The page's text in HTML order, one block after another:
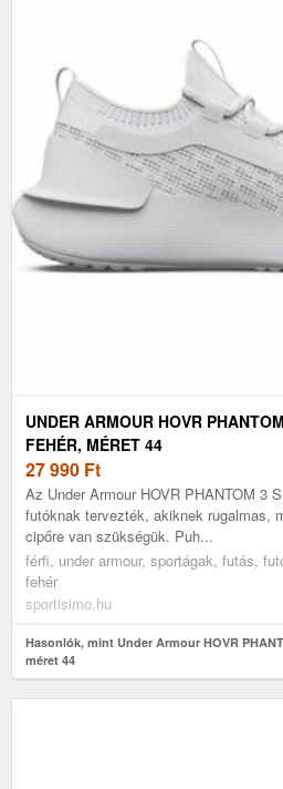
UNDER ARMOUR HOVR
FEHÉR, MÉRET 44
27 990 Ft
Az Under Armour HOVR PHANTOM 3
futóknak tervezték, akiknek rugalmas,
cipőre van szükségük. Puh...
férfi, under armour, sportágak, futás,
fehér
sportisimo.hu
Hasonlók, mint Under Armour HOVR
méret 44